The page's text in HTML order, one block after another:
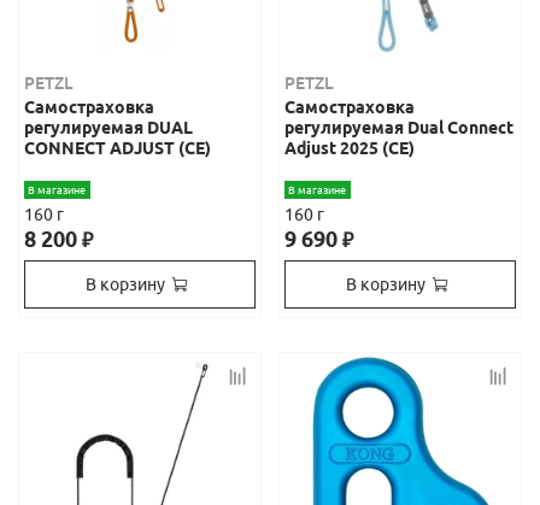
PETZL
Самостраховка
регулируемая DUAL
CONNECT ADJUST (CE)
В магазине
160 г
8 200₽
В корзину
PETZL
Самостраховка
регулируемая Dual Connect
Adjust 2025 (CE)
В магазине
160 г
9 690₽
В корзину